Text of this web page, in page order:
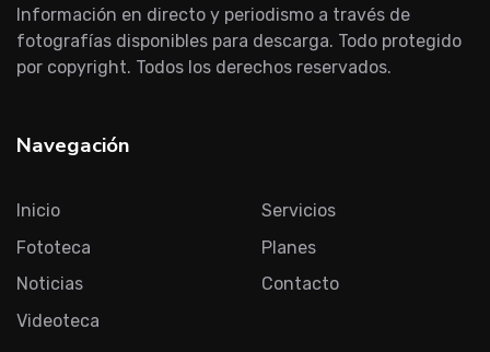
Información en directo y periodismo a través de
fotografías disponibles para descarga. Todo protegido
por copyright. Todos los derechos reservados.
Navegación
Inicio
Fototeca
Noticias
Videoteca
Servicios
Planes
Contacto